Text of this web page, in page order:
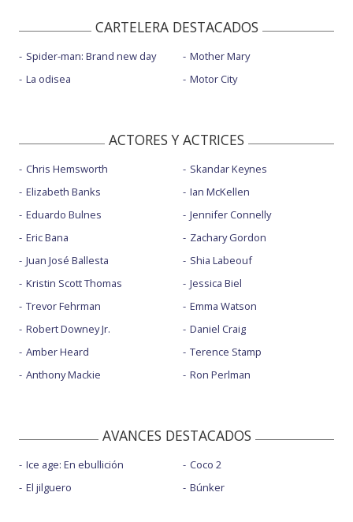
CARTELERA DESTACADOS
Spider-man: Brand new day
La odisea
Mother Mary
Motor City
ACTORES Y ACTRICES
Chris Hemsworth
Elizabeth Banks
Eduardo Bulnes
Eric Bana
Juan José Ballesta
Kristin Scott Thomas
Trevor Fehrman
Robert Downey Jr.
Amber Heard
Anthony Mackie
Skandar Keynes
Ian McKellen
Jennifer Connelly
Zachary Gordon
Shia Labeouf
Jessica Biel
Emma Watson
Daniel Craig
Terence Stamp
Ron Perlman
AVANCES DESTACADOS
Ice age: En ebullición
El jilguero
Coco 2
Búnker